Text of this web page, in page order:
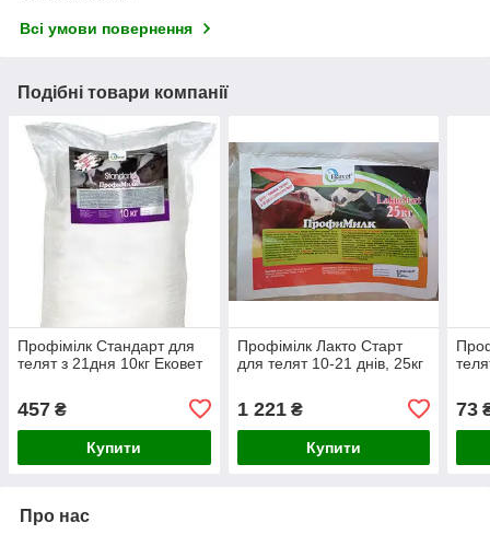
Всі умови повернення
Подібні товари компанії
Профімілк Стандарт для
телят з 21дня 10кг Ековет
457 ₴
Купити
Профімілк Лакто Старт
для телят 10-21 днів, 25кг
1 221₴
Купити
73
Про нас